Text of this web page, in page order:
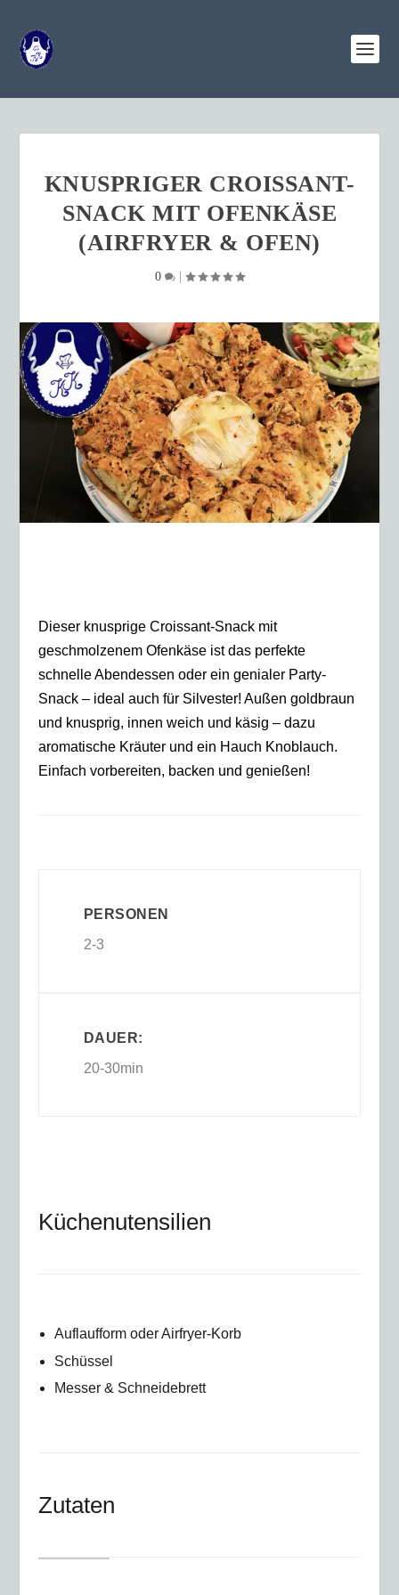
KNUSPRIGER CROISSANT-
SNACK MIT OFENKÄSE
(AIRFRYER & OFEN)
0
Dieser knusprige Croissant-Snack mit
geschmolzenem Ofenkäse ist das perfekte
schnelle Abendessen oder ein genialer Party-
Snack – ideal auch für Silvester! Außen goldbraun
und knusprig, innen weich und käsig – dazu
aromatische Kräuter und ein Hauch Knoblauch.
Einfach vorbereiten, backen und genießen!
PERSONEN
2-3
DAUER:
20-30min
Küchenutensilien
Auflaufform oder Airfryer-Korb
Schüssel
Messer & Schneidebrett
Zutaten